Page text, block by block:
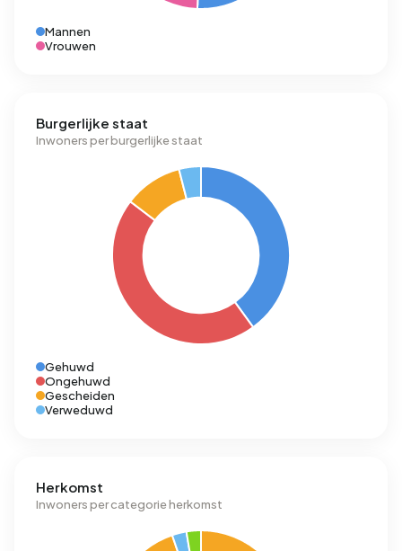
Mannen
Vrouwen
Burgerlijke staat
Inwoners per burgerlijke staat
Gehuwd
Ongehuwd
Gescheiden
Verweduwd
Herkomst
Inwoners per categorie herkomst